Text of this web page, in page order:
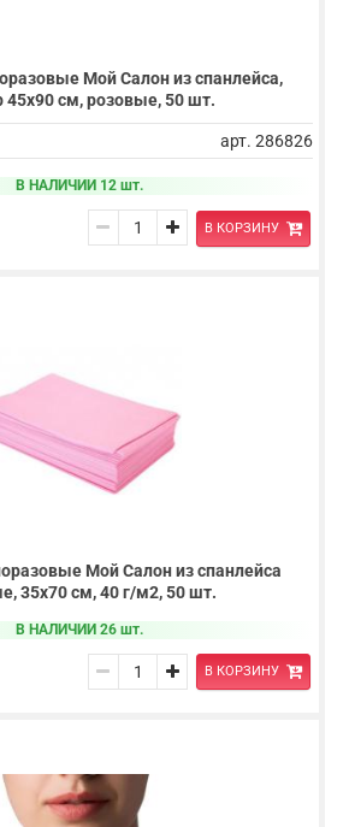
Мой Салон из спанлейса,
45х90 см, розовые, 50 шт.
арт. 286826
В НАЛИЧИИ 12 шт.
В КОРЗИНУ
Мой Салон из спанлейса
35х70 см, 40 г/м2, 50 шт.
В НАЛИЧИИ 26 шт.
В КОРЗИНУ